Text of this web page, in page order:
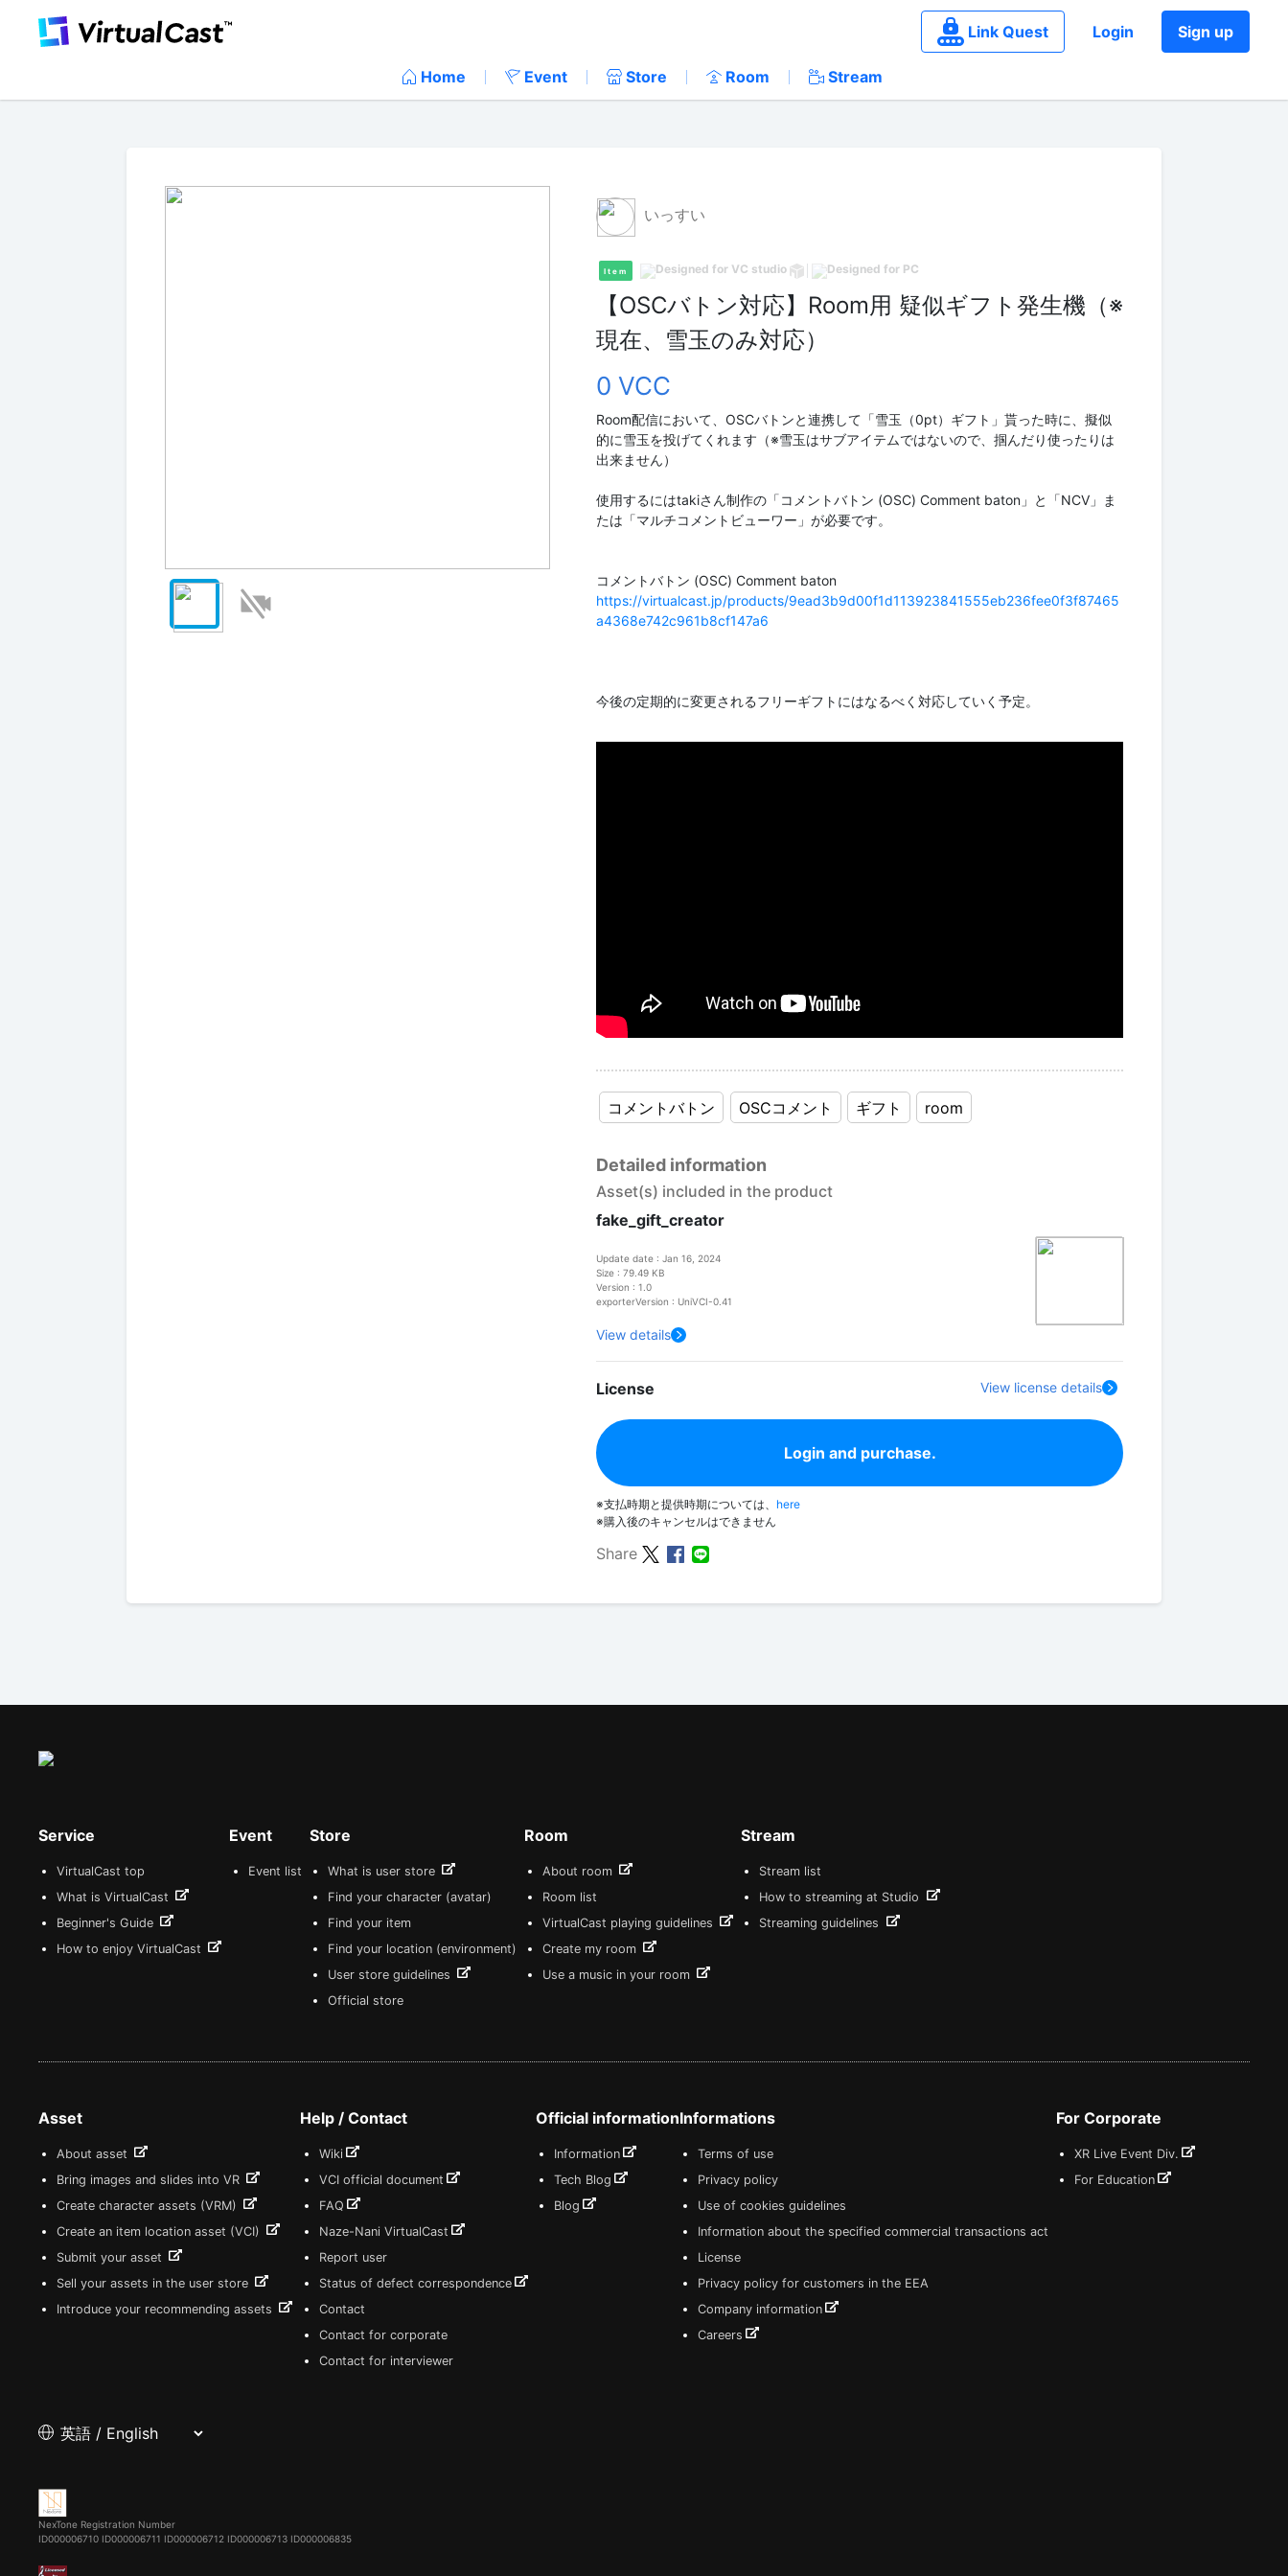
Link Quest Login Sign up
Home Event Store Room Stream
いっすい
Item
【OSCバトン対応】Room用 疑似ギフト発生機（※
現在、雪玉のみ対応）
0 VCC
Room配信において、OSCバトンと連携して「雪玉（0pt）ギフト」貰った時に、擬似
的に雪玉を投げてくれます（※雪玉はサブアイテムではないので、掴んだり使ったりは
出来ません）
使用するにはtakiさん制作の「コメントバトン (OSC) Comment baton」と「NCV」ま
たは「マルチコメントビューワー」が必要です。
https://virtualcast.jp/products/9ead3b9d00f1d113923841555eb236fee0f3f87465
a4368e742c961b8cf147a6
今後の定期的に変更されるフリーギフトにはなるべく対応していく予定。
コメントバトン OSCコメント ギフト room
Detailed information
Asset(s) included in the product
fake_gift_creator
Update date : Jan 16, 2024
Size : 79.49 KB
Version : 1.0
exporterVersion : UniVCI-0.41
View details
License View license details
Login and purchase.
※支払時期と提供時期については、 here
※購入後のキャンセルはできません
Share
Service
VirtualCast top
What is VirtualCast
Beginner's Guide
How to enjoy VirtualCast
Event
Event list
Store
What is user store
Find your character (avatar)
Find your item
Find your location (environment)
User store guidelines
Official store
Room
About room
Room list
VirtualCast playing guidelines
Create my room
Use a music in your room
Stream
Stream list
How to streaming at Studio
Streaming guidelines
Asset
About asset
Bring images and slides into VR
Create character assets (VRM)
Create an item location asset (VCI)
Submit your asset
Sell your assets in the user store
Introduce your recommending assets
Help / Contact
Wiki
VCI official document
FAQ
Naze-Nani VirtualCast
Report user
Status of defect correspondence
Contact
Contact for corporate
Contact for interviewer
Official information
Information
Tech Blog
Blog
Informations
Terms of use
Privacy policy
Use of cookies guidelines
Information about the specified commercial transactions act
License
Privacy policy for customers in the EEA
Company information
Careers
For Corporate
XR Live Event Div.
For Education
NexTone Registration Number
ID000006710 ID000006711 ID000006712 ID000006713 ID000006835